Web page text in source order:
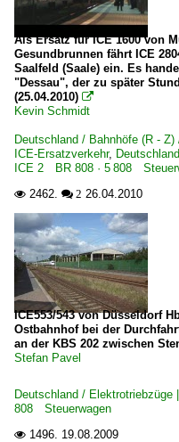
Als Ersatz für ICE 1600 von
Gesundbrunnen fährt ICE
Saalfeld (Saale) ein. Es
"Dessau", der zu später
(25.04.2010) 
Kevin Schmidt
Deutschland / Bahnhöfe (R - Z)
ICE-Ersatzverkehr,
ICE 2 BR 808 · 5 808
 2462.  2 26.04.2010
ICE553/543 von Düsseldorf
Ostbahnhof bei der
an der KBS 202 zwischen
Stefan Pavel
Deutschland /
808 Steuerwagen
 1496. 19.08.2009